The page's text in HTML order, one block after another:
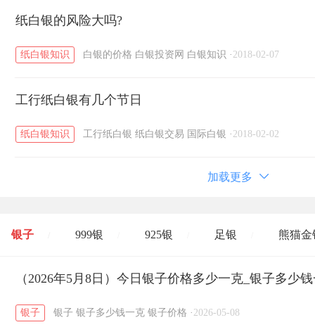
纸白银的风险大吗?
纸白银知识 白银的价格 白银投资网 白银知识 · 2018-02-07
工行纸白银有几个节日
纸白银知识 工行纸白银 纸白银交易 国际白银 · 2018-02-02
加载更多
银子 999银 925银 足银 熊猫金
开国纪念币 大清银币 / 长城币 / 老
菜百 周生生 周大生
（2026年5月8日）今日银子价格多少一克_银子多少
银子 银子 银子多少钱一克 银子价格 · 2026-05-08